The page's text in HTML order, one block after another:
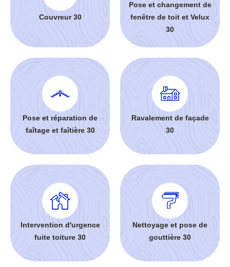
Couvreur 30
Pose et changement de
fenêtre de toit et Velux
30
Pose et réparation de
faîtage et faîtière 30
Ravalement de façade
30
Intervention d'urgence
fuite toiture 30
Nettoyage et pose de
gouttière 30